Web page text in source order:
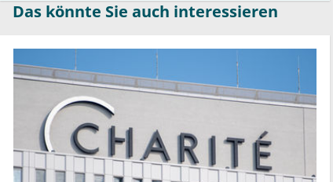
Das könnte Sie auch interessieren